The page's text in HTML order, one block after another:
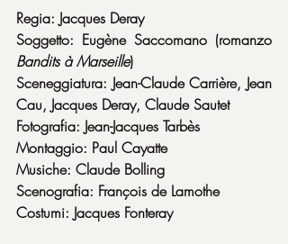
Regia: Jacques Deray
Bandits à Marseille)
Sceneggiatura: Jean-Claude Carrière, Jean
Cau, Jacques Deray, Claude Sautet
Fotografia: Jean-Jacques Tarbès
Montaggio: Paul Cayatte
Musiche: Claude Bolling
Scenografia: François de Lamothe
Costumi: Jacques Fonteray